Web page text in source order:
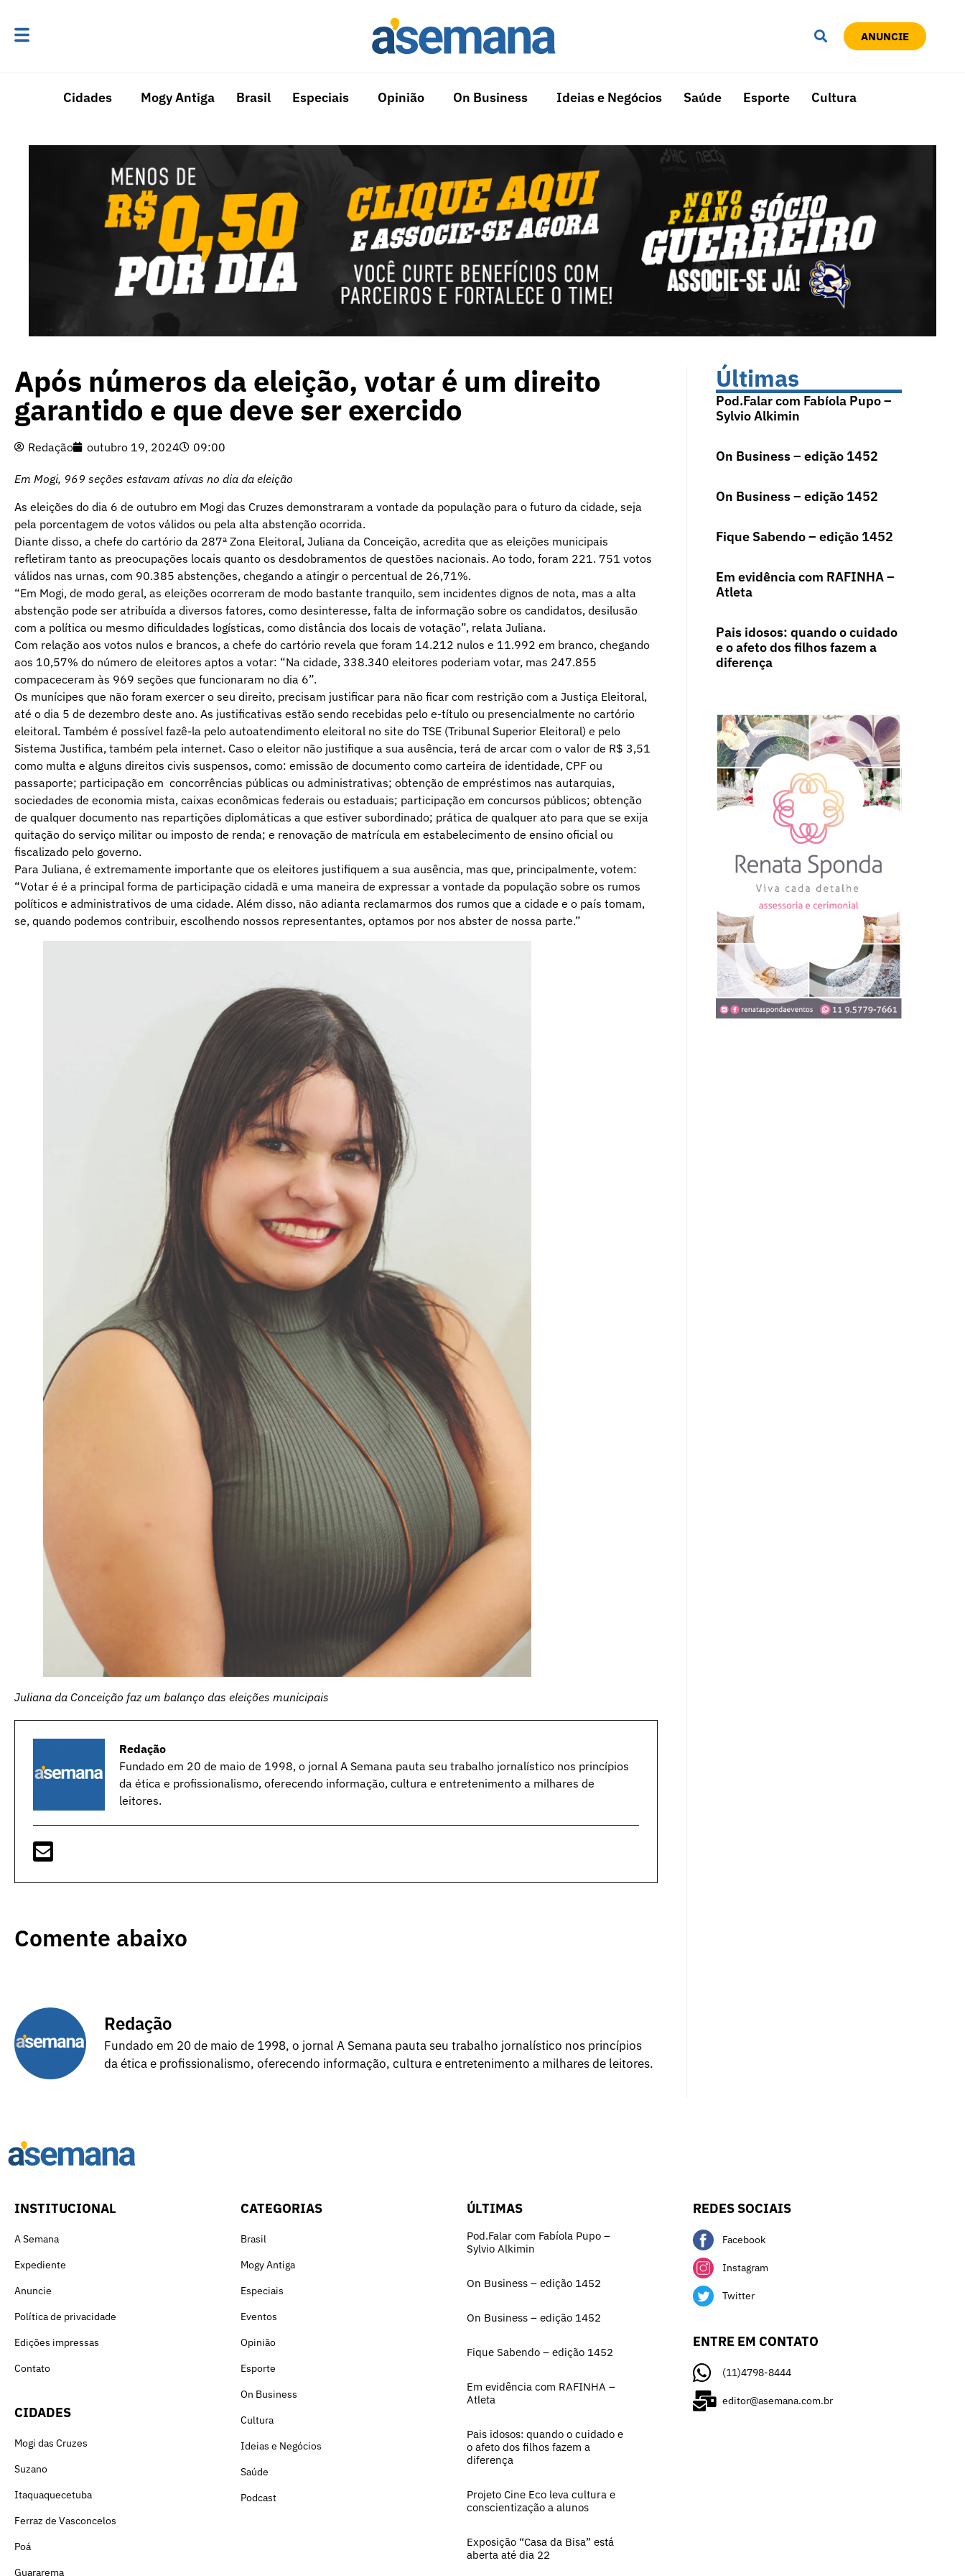
ANUNCIE
Cidades Mogy Antiga Brasil Especiais Opinião On Business Ideias e Negócios Saúde Esporte Cultura
Após números da eleição, votar é um direito
garantido e que deve ser exercido
Redação outubro 19, 2024 09:00
Em Mogi, 969 seções estavam ativas no dia da eleição
As eleições do dia 6 de outubro em Mogi das Cruzes demonstraram a vontade da população para o futuro da cidade, seja
pela porcentagem de votos válidos ou pela alta abstenção ocorrida.
Diante disso, a chefe do cartório da 287ª Zona Eleitoral, Juliana da Conceição, acredita que as eleições municipais
refletiram tanto as preocupações locais quanto os desdobramentos de questões nacionais. Ao todo, foram 221. 751 votos
válidos nas urnas, com 90.385 abstenções, chegando a atingir o percentual de 26,71%.
“Em Mogi, de modo geral, as eleições ocorreram de modo bastante tranquilo, sem incidentes dignos de nota, mas a alta
abstenção pode ser atribuída a diversos fatores, como desinteresse, falta de informação sobre os candidatos, desilusão
com a política ou mesmo dificuldades logísticas, como distância dos locais de votação”, relata Juliana.
Com relação aos votos nulos e brancos, a chefe do cartório revela que foram 14.212 nulos e 11.992 em branco, chegando
aos 10,57% do número de eleitores aptos a votar: “Na cidade, 338.340 eleitores poderiam votar, mas 247.855
compaceceram às 969 seções que funcionaram no dia 6”.
Os munícipes que não foram exercer o seu direito, precisam justificar para não ficar com restrição com a Justiça Eleitoral,
até o dia 5 de dezembro deste ano. As justificativas estão sendo recebidas pelo e-título ou presencialmente no cartório
eleitoral. Também é possível fazê-la pelo autoatendimento eleitoral no site do TSE (Tribunal Superior Eleitoral) e pelo
Sistema Justifica, também pela internet. Caso o eleitor não justifique a sua ausência, terá de arcar com o valor de R$ 3,51
como multa e alguns direitos civis suspensos, como: emissão de documento como carteira de identidade, CPF ou
passaporte; participação em concorrências públicas ou administrativas; obtenção de empréstimos nas autarquias,
sociedades de economia mista, caixas econômicas federais ou estaduais; participação em concursos públicos; obtenção
de qualquer documento nas repartições diplomáticas a que estiver subordinado; prática de qualquer ato para que se exija
quitação do serviço militar ou imposto de renda; e renovação de matrícula em estabelecimento de ensino oficial ou
fiscalizado pelo governo.
Para Juliana, é extremamente importante que os eleitores justifiquem a sua ausência, mas que, principalmente, votem:
“Votar é é a principal forma de participação cidadã e uma maneira de expressar a vontade da população sobre os rumos
políticos e administrativos de uma cidade. Além disso, não adianta reclamarmos dos rumos que a cidade e o país tomam,
se, quando podemos contribuir, escolhendo nossos representantes, optamos por nos abster de nossa parte.”
Juliana da Conceição faz um balanço das eleições municipais
Redação
Fundado em 20 de maio de 1998, o jornal A Semana pauta seu trabalho jornalístico nos princípios
da ética e profissionalismo, oferecendo informação, cultura e entretenimento a milhares de
leitores.
Comente abaixo
Redação
Fundado em 20 de maio de 1998, o jornal A Semana pauta seu trabalho jornalístico nos princípios
da ética e profissionalismo, oferecendo informação, cultura e entretenimento a milhares de leitores.
Últimas
Pod.Falar com Fabíola Pupo –
Sylvio Alkimin
On Business – edição 1452
On Business – edição 1452
Fique Sabendo – edição 1452
Em evidência com RAFINHA –
Atleta
Pais idosos: quando o cuidado
e o afeto dos filhos fazem a
diferença
INSTITUCIONAL
A Semana
Expediente
Anuncie
Política de privacidade
Edições impressas
Contato
CIDADES
Mogi das Cruzes
Suzano
Itaquaquecetuba
Ferraz de Vasconcelos
Poá
Guararema
CATEGORIAS
Brasil
Mogy Antiga
Especiais
Eventos
Opinião
Esporte
On Business
Cultura
Ideias e Negócios
Saúde
Podcast
ÚLTIMAS
Pod.Falar com Fabíola Pupo –
Sylvio Alkimin
On Business – edição 1452
On Business – edição 1452
Fique Sabendo – edição 1452
Em evidência com RAFINHA –
Atleta
Pais idosos: quando o cuidado e
o afeto dos filhos fazem a
diferença
Projeto Cine Eco leva cultura e
conscientização a alunos
Exposição “Casa da Bisa” está
aberta até dia 22
REDES SOCIAIS
Facebook
Instagram
Twitter
ENTRE EM CONTATO
(11)4798-8444
editor@asemana.com.br